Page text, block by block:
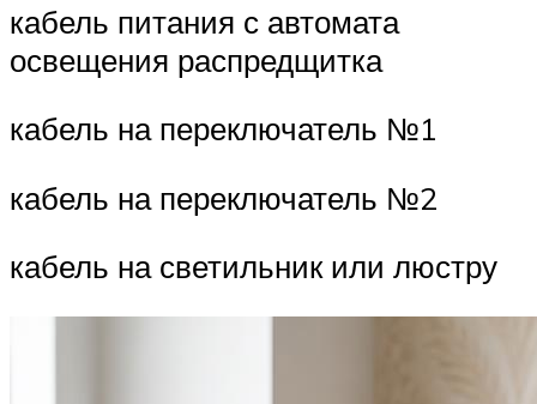
кабель питания с автомата
освещения распредщитка
кабель на переключатель №1
кабель на переключатель №2
кабель на светильник или люстру